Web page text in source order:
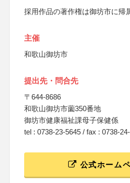
採用作品の著作権は御坊市に帰
主催
和歌山御坊市
提出先・問合先
〒644-8686
和歌山御坊市薗350番地
御坊市健康福祉課母子保健係
tel : 0738-23-5645 / fax : 0738-
公式ホーム